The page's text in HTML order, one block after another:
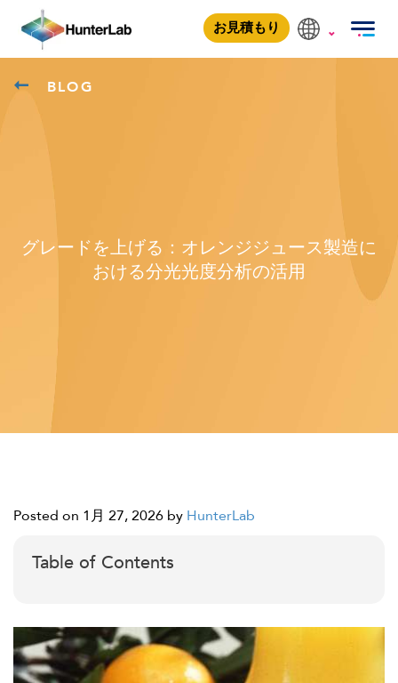
お見積もり
BLOG
グレードを上げる：オレンジジュース製造に
おける分光光度分析の活用
Posted on 1月 27, 2026 by HunterLab
Table of Contents